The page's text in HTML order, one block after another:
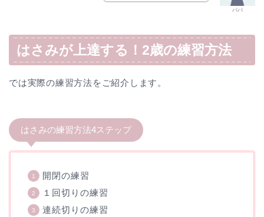
パパ
はさみが上達する！2歳の練習方法
では実際の練習方法をご紹介します。
はさみの練習方法4ステップ
開閉の練習
１回切りの練習
連続切りの練習